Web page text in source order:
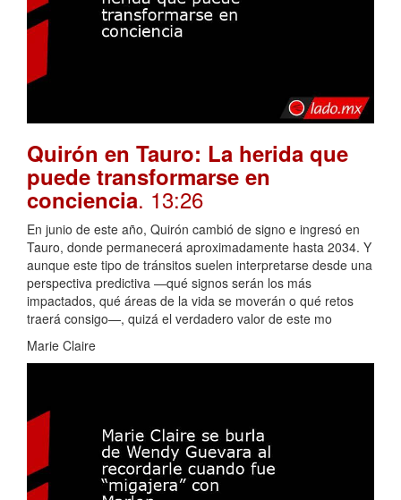
Quirón en Tauro: La herida que
puede transformarse en
conciencia. 13:26
En junio de este año, Quirón cambió de signo e ingresó en
Tauro, donde permanecerá aproximadamente hasta 2034. Y
aunque este tipo de tránsitos suelen interpretarse desde una
perspectiva predictiva —qué signos serán los más
impactados, qué áreas de la vida se moverán o qué retos
traerá consigo—, quizá el verdadero valor de este mo
Marie Claire